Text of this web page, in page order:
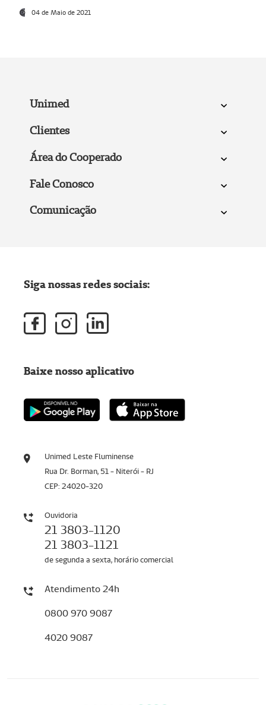
04 de Maio de 2021
Unimed
Clientes
Área do Cooperado
Fale Conosco
Comunicação
Unimed Leste Fluminense
Rua Dr. Borman, 51 - Niterói - RJ
CEP: 24020-320
Ouvidoria
21 3803-1120
21 3803-1121
de segunda a sexta, horário comercial
Atendimento 24h
0800 970 9087
4020 9087
Siga nossas redes sociais:
Baixe nosso aplicativo